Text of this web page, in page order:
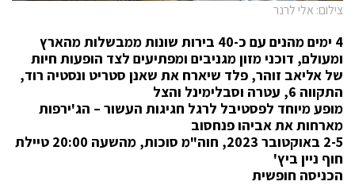
צילום: אלי לרנר
4 ימים מהנים עם כ-40 בירות שונות ממבשלות מהארץ
ומעולם, דוכני מזון מגניבים ומפתיעים לצד הופעות חיות
של אליאב זוהר, פלד שיארח את שאנן סטריט ונסטיה רוד,
התקווה 6, עטרה וסבלימינל והצל
מופע מיוחד לפסטיבל לרגל חגיגות העשור – הג'ירפות
מארחות את אביהו פנחסוב
2-5 באוקטובר 2023, חוה"מ סוכות, מהשעה 20:00 טיילת
חוף ניין ביץ'
הכניסה חופשית